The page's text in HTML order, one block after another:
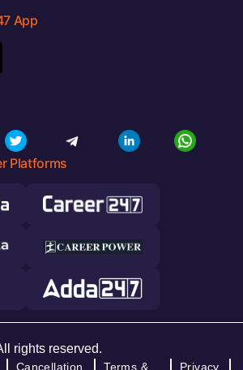
App
Platforms
rights reserved.
Cancellation Terms & Privacy